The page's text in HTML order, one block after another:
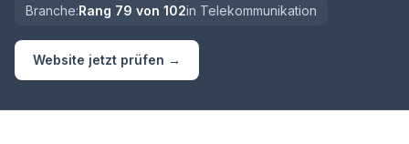
Branche:Rang 79 von 102in Telekommunikation
Website jetzt prüfen →